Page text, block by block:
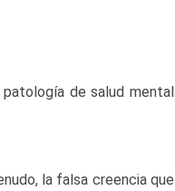
de salud mental
la falsa creencia que